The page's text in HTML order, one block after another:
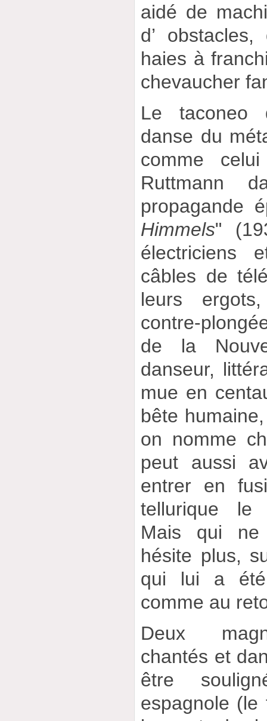
aidé de
d’
haies à
chevaucher
Le taconeo
danse du
comme
Ruttmann
propagande
Himmels"
électriciens
câbles de
leurs
contre-
de la
danseur,
mue en
bête
on nomme
peut aussi
entrer en
tellurique le
Mais qui ne
hésite plus,
qui lui a
comme au
Deux
chantés et
être
espagnole (le